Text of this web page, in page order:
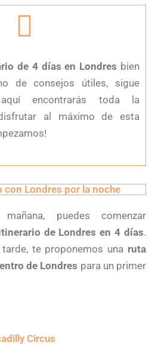
de 4 días en Londres bien
de consejos útiles, sigue
encontrarás toda la
al máximo de esta
con Londres por la noche
puedes comenzar
de Londres en 4 días.
te proponemos una ruta
de Londres para un primer
Circus